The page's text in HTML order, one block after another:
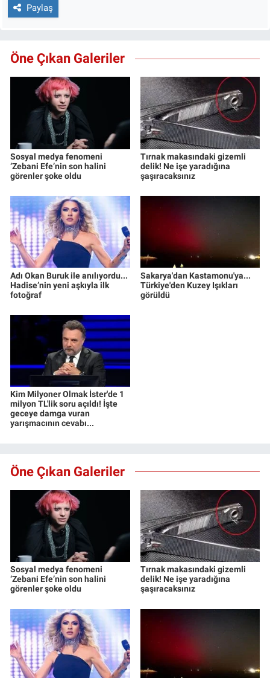
Paylaş
Öne Çıkan Galeriler
Sosyal medya fenomeni
‘Zebani Efe’nin son halini
görenler şoke oldu
Tırnak makasındaki gizemli
delik! Ne işe yaradığına
şaşıracaksınız
Adı Okan Buruk ile anılıyordu...
Hadise’nin yeni aşkıyla ilk
fotoğraf
Sakarya'dan Kastamonu'ya...
Türkiye'den Kuzey Işıkları
görüldü
Kim Milyoner Olmak İster'de 1
milyon TL'lik soru açıldı! İşte
geceye damga vuran
yarışmacının cevabı...
Öne Çıkan Galeriler
Sosyal medya fenomeni
‘Zebani Efe’nin son halini
görenler şoke oldu
Tırnak makasındaki gizemli
delik! Ne işe yaradığına
şaşıracaksınız